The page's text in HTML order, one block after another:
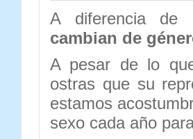
A diferencia de
cambian de
A pesar de lo
ostras que su
estamos
sexo cada año